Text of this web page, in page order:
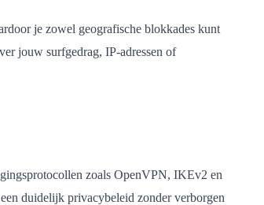
je zowel geografische blokkades kunt
jouw surfgedrag, IP-adressen of
zoals OpenVPN, IKEv2 en
duidelijk privacybeleid zonder verborgen